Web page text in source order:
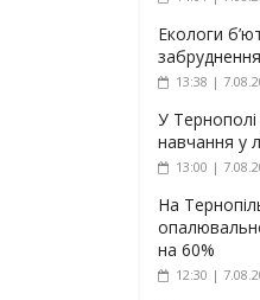
Екологи
13:38 |
У
навчання у
13:00 |
На
на 60%
12:30 |